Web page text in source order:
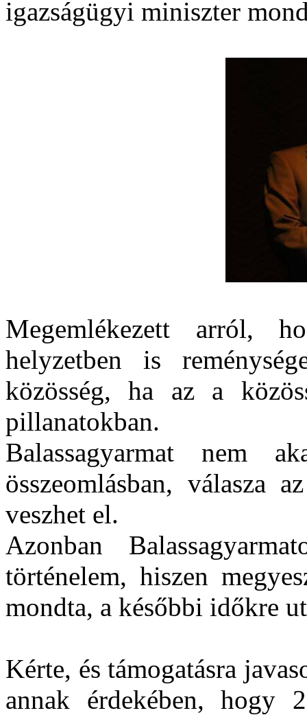
igazságügyi miniszter
Megemlékezett arról,
helyzetben is
közösség, ha az a
pillanatokban.
Balassagyarmat nem
összeomlásban, válasza
veszhet el.
Azonban
történelem, hiszen
mondta, a későbbi időkre
Kérte, és támogatásra
annak érdekében, hogy